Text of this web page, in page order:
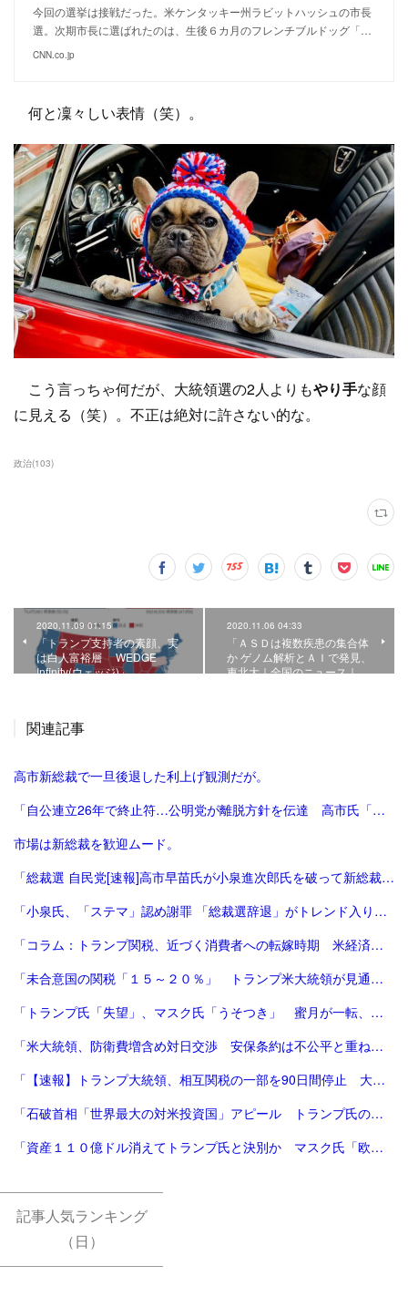
今回の選挙は接戦だった。米ケンタッキー州ラビットハッシュの市長
選。次期市長に選ばれたのは、生後６カ月のフレンチブルドッグ「…
CNN.co.jp
何と凜々しい表情（笑）。
こう言っちゃ何だが、大統領選の2人よりもやり手な顔
に見える（笑）。不正は絶対に許さない的な。
政治(103)
2020.11.09 01:15
「トランプ支持者の素顔、実
は白人富裕層 WEDGE
Infinity(ウェッジ)」
2020.11.06 04:33
「ＡＳＤは複数疾患の集合体
か ゲノム解析とＡＩで発見、
東北大｜全国のニュース｜…
関連記事
高市新総裁で一旦後退した利上げ観測だが。
「自公連立26年で終止符…公明党が離脱方針を伝達 高市氏「一方的に…大変残念」斉藤氏「誠に不十分…いったん白紙」｜FNNプライムオンライン」
市場は新総裁を歓迎ムード。
「総裁選 自民党[速報]高市早苗氏が小泉進次郎氏を破って新総裁、会見で「景色変える」初の女性首相が誕生か : 読売新聞」
「小泉氏、「ステマ」認め謝罪 「総裁選辞退」がトレンド入り 写真5枚 国際ニュース：AFPBB News」
「コラム：トランプ関税、近づく消費者への転嫁時期 米経済にどう影響 | ロイター」
「未合意国の関税「１５～２０％」 トランプ米大統領が見通し：時事ドットコム」
「トランプ氏「失望」、マスク氏「うそつき」 蜜月が一転、非難の応酬 | 毎日新聞」
「米大統領、防衛費増含め対日交渉 安保条約は不公平と重ねて不満|47NEWS（よんななニュース）」
「【速報】トランプ大統領、相互関税の一部を90日間停止 大幅な方針転換 中国に対する関税は「125%に引き上げ」 | TBS NEWS DIG (1ページ)」
「石破首相「世界最大の対米投資国」アピール トランプ氏の反応は | 毎日新聞」
「資産１１０億ドル消えてトランプ氏と決別か マスク氏「欧州と無関税が必要」 | Joongang Ilbo | 中央日報」
記事人気ランキング
（日）